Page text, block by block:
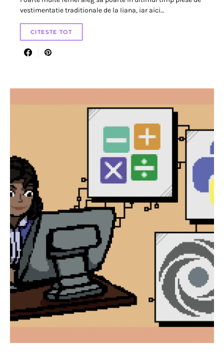
vestimentatie traditionale de la Iiana, iar aici…
CITESTE TOT